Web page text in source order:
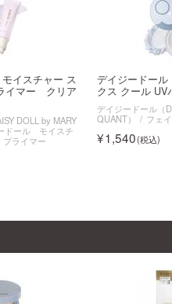
イスチャー ス
イマー クリア
DOLL by MARY
ドール モイスチ
プライマー
デイジードー
クス クール UV
デイジードール（
QUANT）
フェ
1,540